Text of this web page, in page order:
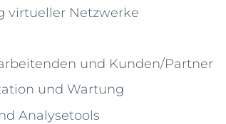
virtueller Netzwerke
und Kunden/Partner
und Wartung
Analysetools